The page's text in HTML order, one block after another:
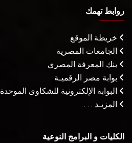
روابط تهمك
خريطة الموقع
الجامعات المصرية
بنك المعرفة المصري
بوابة مصر الرقميـة
البوابة الإلكترونية للشكاوى الموحدة
المزيـد . . .
الكليات و البرامج النوعية